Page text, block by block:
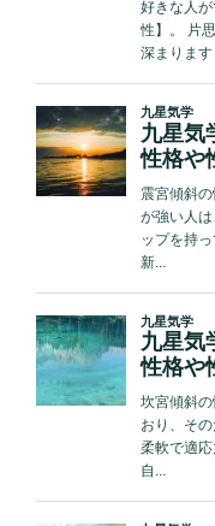
言”公
表”
の
が
緊
急
公
開!!
地
震、
ウ
イ